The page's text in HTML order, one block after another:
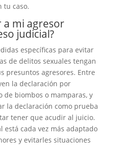
tu caso.
a mi agresor
judicial?
específicas para evitar
de delitos sexuales tengan
presuntos agresores. Entre
la declaración por
de biombos o mamparas, y
la declaración como prueba
tener que acudir al juicio.
está cada vez más adaptado
y evitarles situaciones